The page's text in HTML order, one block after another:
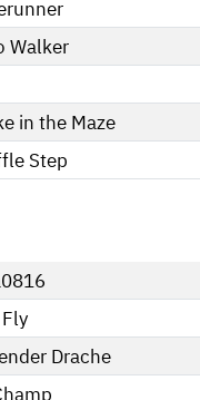
Walker
in the Maze
Step
Drache